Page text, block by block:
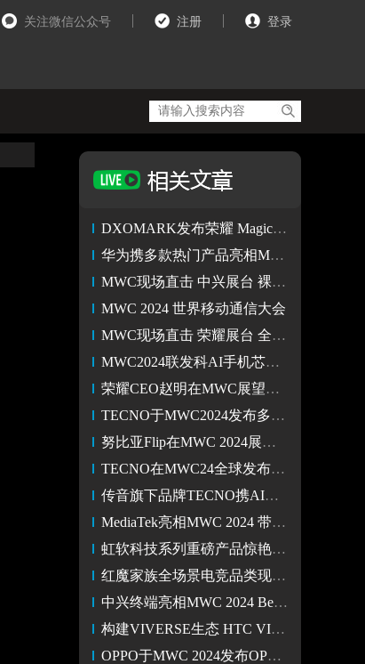
关注微信公众号 注册 登录
DXOMARK发布荣耀 Magic6 Pro屏幕、电池、前置摄像头和音频评分
华为携多款热门产品亮相MWC 华为Mate X5斩获权威媒体奖
MWC现场直击 中兴展台 裸眼3D平板 小折叠 FWA首次亮相
MWC 2024 世界移动通信大会
MWC现场直击 荣耀展台 全新荣耀MagicBook Pro16惊呆老外
MWC2024联发科AI手机芯片亮点多多
荣耀CEO赵明在MWC展望AI智能设备的未来
TECNO于MWC2024发布多肤色图像色卡 驱动行业包容性影像技术发展
努比亚Flip在MWC 2024展会上发布 国内上市价格或4000元左右
TECNO在MWC24全球发布POVA 6 Pro 5G，畅享无界游戏娱乐体验
传音旗下品牌TECNO携AI、AR产品及多项创新技术成果亮相MWC2024
MediaTek亮相MWC 2024 带来卫星宽带及生成式AI视频创作等技术
虹软科技系列重磅产品惊艳亮相MWC 2024
红魔家族全场景电竞品类现身MWC 2024，还将有全新电竞品类发布
中兴终端亮相MWC 2024 Better for All全球愿景正式发布
构建VIVERSE生态 HTC VIVE于MWC2024推出企业版VIVE XR精英套装
OPPO于MWC 2024发布OPPO Air Glass 3 面向全球展现AI新探索